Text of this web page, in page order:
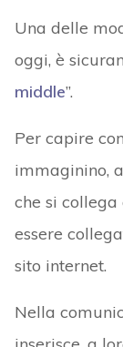
Una delle
oggi, è
middle”.
Per capire
immaginino,
che si
essere
sito internet.
Nella